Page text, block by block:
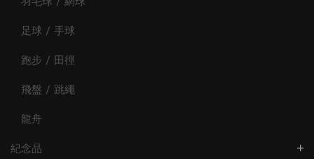
足球 / 手球
跑步 / 田徑
飛盤 / 跳繩
龍舟
紀念品